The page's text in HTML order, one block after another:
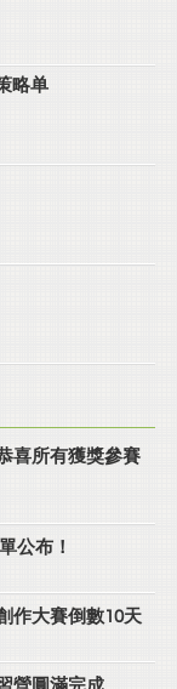
略单
喜所有獲獎參賽
公布！
作大賽倒數10天